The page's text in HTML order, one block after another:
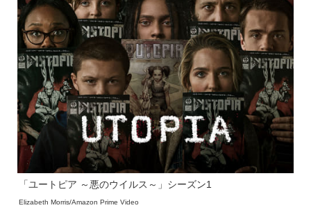
「ユートピア ～悪のウイルス～」シーズン1
Elizabeth Morris/Amazon Prime Video